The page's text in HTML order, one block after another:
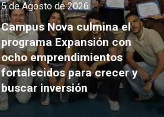
5 de Agosto de 2026
Campus Nova culmina el
programa Expansión con
ocho emprendimientos
fortalecidos para crecer y
buscar inversión